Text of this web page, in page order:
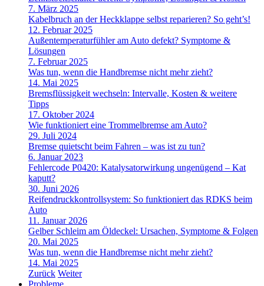
7. März 2025
Kabelbruch an der Heckklappe selbst reparieren? So geht’s!
12. Februar 2025
Außentemperaturfühler am Auto defekt? Symptome &
Lösungen
7. Februar 2025
Was tun, wenn die Handbremse nicht mehr zieht?
14. Mai 2025
Bremsflüssigkeit wechseln: Intervalle, Kosten & weitere
Tipps
17. Oktober 2024
Wie funktioniert eine Trommelbremse am Auto?
29. Juli 2024
Bremse quietscht beim Fahren – was ist zu tun?
6. Januar 2023
Fehlercode P0420: Katalysatorwirkung ungenügend – Kat
kaputt?
30. Juni 2026
Reifendruckkontrollsystem: So funktioniert das RDKS beim
Auto
11. Januar 2026
Gelber Schleim am Öldeckel: Ursachen, Symptome & Folgen
20. Mai 2025
Was tun, wenn die Handbremse nicht mehr zieht?
14. Mai 2025
Zurück Weiter
Probleme